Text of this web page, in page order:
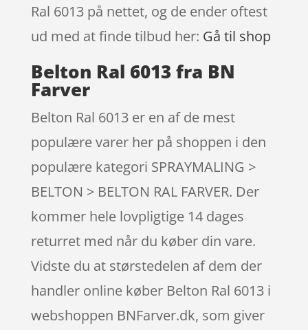
Ral 6013 på nettet, og de ender oftest
ud med at finde tilbud her: Gå til shop
Belton Ral 6013 fra BN
Farver
Belton Ral 6013 er en af de mest
populære varer her på shoppen i den
populære kategori SPRAYMALING >
BELTON > BELTON RAL FARVER. Der
kommer hele lovpligtige 14 dages
returret med når du køber din vare.
Vidste du at størstedelen af dem der
handler online køber Belton Ral 6013 i
webshoppen BNFarver.dk, som giver